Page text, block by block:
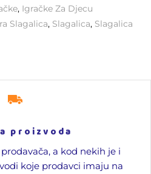
, Igračke Za Djecu
Slagalica, Slagalica, Slagalica
proizvoda
a kod nekih je i
koje prodavci imaju na